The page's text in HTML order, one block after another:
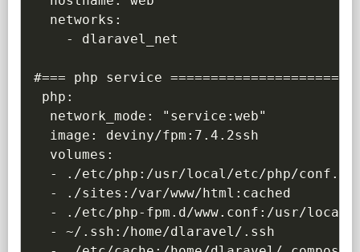
  networks:
    - dlaravel_net
#=== php service
php:
  network_mode: "service:web"
  image: deviny/fpm:7.4.2ssh
  volumes:
  - ./etc/php:/usr/local/etc/php/conf.d
  - ./sites:/var/www/html:cached
- ./etc/php-fpm.d/www.conf:/usr/
  - ~/.ssh:/home/dlaravel/.ssh